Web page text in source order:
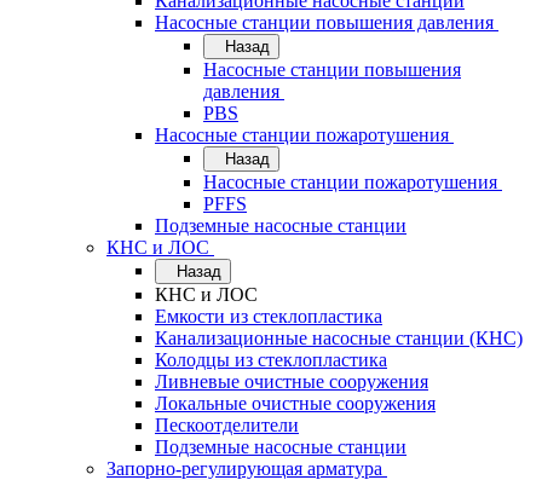
Насосные станции повышения давления
Назад
Насосные станции повышения
давления
PBS
Насосные станции пожаротушения
Назад
Насосные станции пожаротушения
PFFS
Подземные насосные станции
КНС и ЛОС
Назад
КНС и ЛОС
Емкости из стеклопластика
Канализационные насосные станции (КНС)
Колодцы из стеклопластика
Ливневые очистные сооружения
Локальные очистные сооружения
Пескоотделители
Подземные насосные станции
Запорно-регулирующая арматура